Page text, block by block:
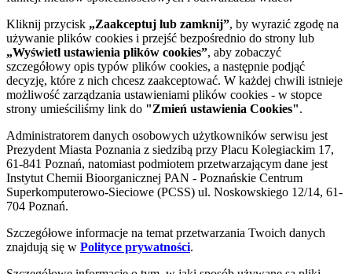
Kliknij przycisk „Zaakceptuj lub zamknij”, by wyrazić zgodę na
używanie plików cookies i przejść bezpośrednio do strony lub
„Wyświetl ustawienia plików cookies”, aby zobaczyć
szczegółowy opis typów plików cookies, a następnie podjąć
decyzję, które z nich chcesz zaakceptować. W każdej chwili istnieje
możliwość zarządzania ustawieniami plików cookies - w stopce
strony umieściliśmy link do "Zmień ustawienia Cookies".
Administratorem danych osobowych użytkowników serwisu jest
Prezydent Miasta Poznania z siedzibą przy Placu Kolegiackim 17,
61-841 Poznań, natomiast podmiotem przetwarzającym dane jest
Instytut Chemii Bioorganicznej PAN - Poznańskie Centrum
Superkomputerowo-Sieciowe (PCSS) ul. Noskowskiego 12/14, 61-
704 Poznań.
Szczegółowe informacje na temat przetwarzania Twoich danych
znajdują się w Polityce prywatności.